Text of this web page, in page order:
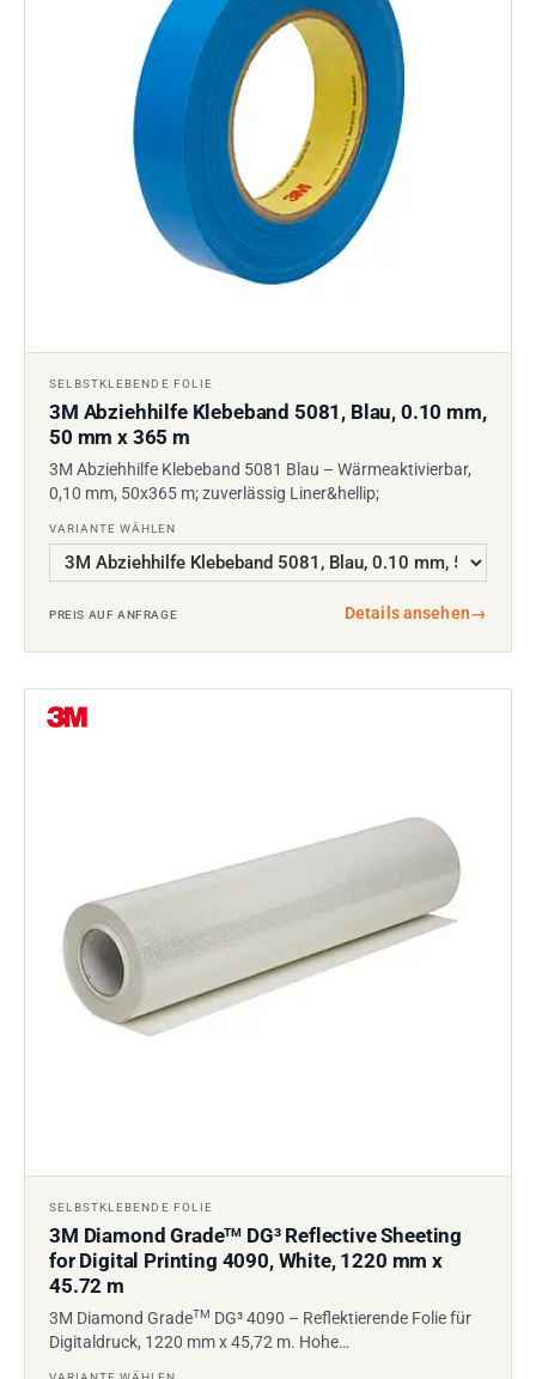
SELBSTKLEBENDE FOLIE
3M Abziehhilfe Klebeband 5081, Blau, 0.10 mm,
50 mm x 365 m
3M Abziehhilfe Klebeband 5081 Blau – Wärmeaktivierbar,
0,10 mm, 50x365 m; zuverlässig Liner&hellip;
VARIANTE WÄHLEN
PREIS AUF ANFRAGE Details ansehen→
SELBSTKLEBENDE FOLIE
3M Diamond GradeTM DG³ Reflective Sheeting
for Digital Printing 4090, White, 1220 mm x
45.72 m
3M Diamond GradeTM DG³ 4090 – Reflektierende Folie für
Digitaldruck, 1220 mm x 45,72 m. Hohe…